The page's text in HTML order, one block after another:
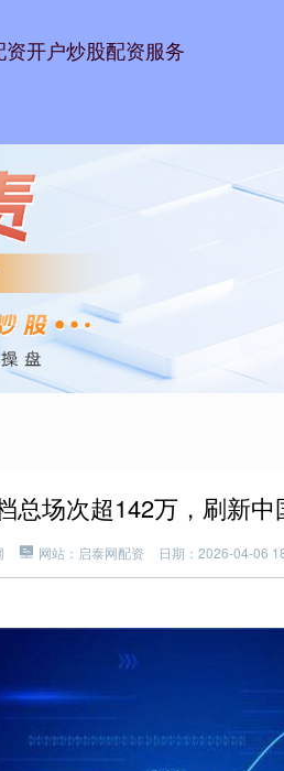
开户炒股配资服务
总场次超142万，刷新
网站：启泰网配资 日期：2026-04-06